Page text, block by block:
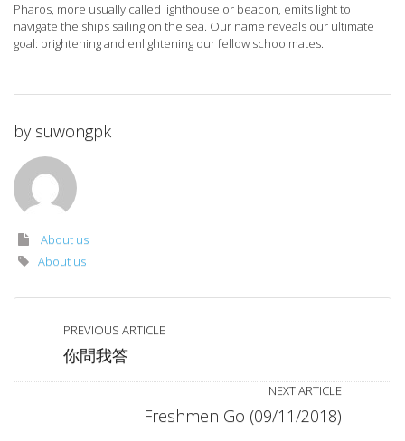
Pharos, more usually called lighthouse or beacon, emits light to
navigate the ships sailing on the sea. Our name reveals our ultimate
goal: brightening and enlightening our fellow schoolmates.
by suwongpk
About us
About us
PREVIOUS ARTICLE
你問我答
NEXT ARTICLE
Freshmen Go (09/11/2018)